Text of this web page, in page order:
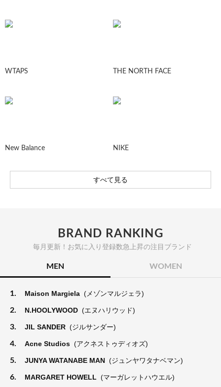
WTAPS THE NORTH FACE
New Balance NIKE
すべて見る
BRAND RANKING
毎月更新！お気に入り登録数急上昇の注目ブランド
MEN WOMEN
1. Maison Margiela (メゾンマルジェラ)
2. N.HOOLYWOOD (エヌハリウッド)
3. JIL SANDER (ジルサンダー)
4. Acne Studios (アクネストゥディオズ)
5. JUNYA WATANABE MAN (ジュンヤワタナベマン)
6. MARGARET HOWELL (マーガレットハウエル)